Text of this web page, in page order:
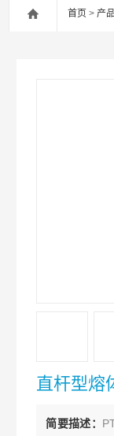
首页 >产
直杆型熔
简要描述：